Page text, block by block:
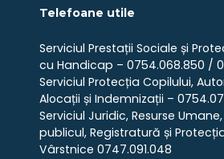
Telefoane utile
Serviciul Prestații Sociale și
cu Handicap – 0754.068.850 /
Serviciul Protecția Copilului,
Alocații și Indemnizații –
Serviciul Juridic, Resurse
publicul, Registratură și
Vârstnice 0747.091.048